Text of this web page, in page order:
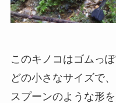
このキノコはゴムっ
どの小さなサイズで、
スプーンのような形を